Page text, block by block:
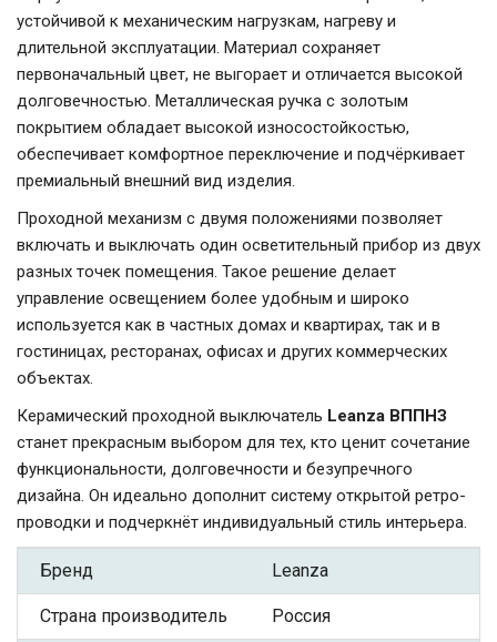
устойчивой к механическим нагрузкам, нагреву и
длительной эксплуатации. Материал сохраняет
первоначальный цвет, не выгорает и отличается высокой
долговечностью. Металлическая ручка с золотым
покрытием обладает высокой износостойкостью,
обеспечивает комфортное переключение и подчёркивает
премиальный внешний вид изделия.
Проходной механизм с двумя положениями позволяет
включать и выключать один осветительный прибор из двух
разных точек помещения. Такое решение делает
управление освещением более удобным и широко
используется как в частных домах и квартирах, так и в
гостиницах, ресторанах, офисах и других коммерческих
объектах.
Керамический проходной выключатель Leanza ВППНЗ
станет прекрасным выбором для тех, кто ценит сочетание
функциональности, долговечности и безупречного
дизайна. Он идеально дополнит систему открытой ретро-
проводки и подчеркнёт индивидуальный стиль интерьера.
Бренд Leanza
Страна производитель Россия